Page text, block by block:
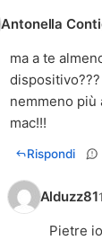
Antonella
ma a te
nemmeno più
mac!!!
Rispondi
Alduzz81
Pietre